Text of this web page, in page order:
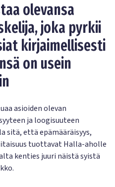
olevansa
joka pyrkii
kirjaimellisesti
on usein
asioiden olevan
ja loogisuuteen
sitä, että epämääräisyys,
tuottavat Halla-aholle
kenties juuri näistä syistä